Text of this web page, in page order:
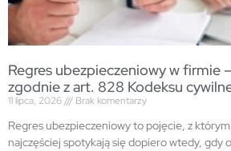
Regres ubezpieczeniowy w firmie
zgodnie z art. 828 Kodeksu
11 lipca, 2026 Brak komentarzy
Regres ubezpieczeniowy to pojęcie, z
najczęściej spotykają się dopiero wtedy, gdy